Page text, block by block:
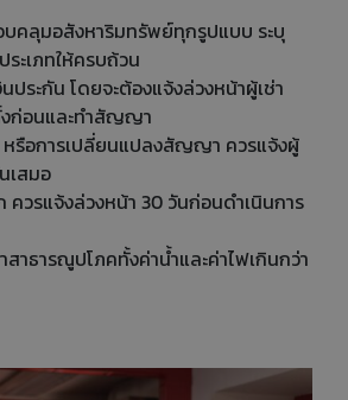
ลุมอสังหาริมทรัพย์ทุกรูปแบบ ระบุ
ระเภทให้ครบถ้วน
ประกัน โดยจะต้องแจ้งล่วงหน้าผู้เช่า
งก่อนและทำสัญญา
รือการเปลี่ยนแปลงสัญญา ควรแจ้งผู้
เสมอ
ควรแจ้งล่วงหน้า 30 วันก่อนดำเนินการ
าธารณูปโภคทั้งค่าน้ำและค่าไฟเกินกว่า